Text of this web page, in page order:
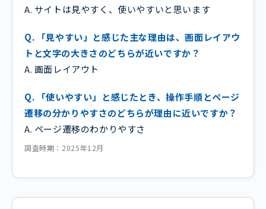
A. サイトは見やすく、使いやすいと思います
Q. 「見やすい」と感じた主な理由は、画面レイアウ
トと文字の大きさのどちらが近いですか？
A. 画面レイアウト
Q. 「使いやすい」と感じたとき、操作手順とページ
遷移の分かりやすさのどちらが理由に近いですか？
A. ページ遷移のわかりやすさ
調査時期：2025年12月